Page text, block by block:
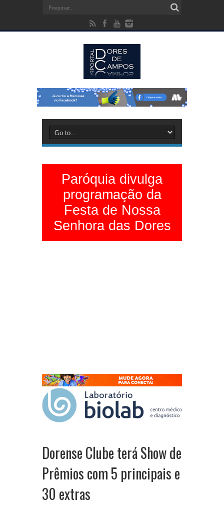
Paróquia divulga
programação da
Festa de Nossa
Senhora das Dores
Dorense Clube terá Show de
Prêmios com 5 principais e
30 extras